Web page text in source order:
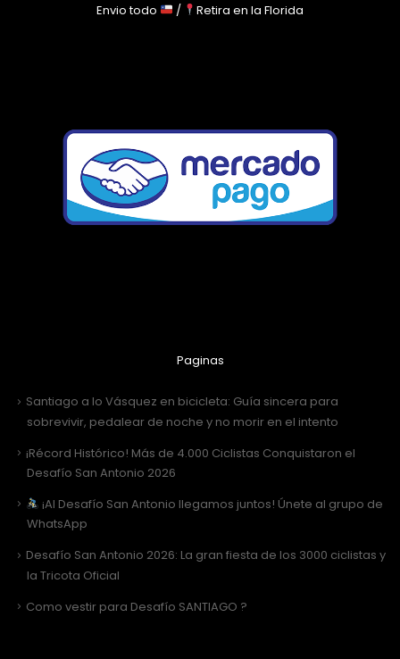
Envio todo / Retira en la Florida
Paginas
Santiago a lo Vásquez en bicicleta: Guía sincera para
sobrevivir, pedalear de noche y no morir en el intento
¡Récord Histórico! Más de 4.000 Ciclistas Conquistaron el
Desafío San Antonio 2026
¡Al Desafío San Antonio llegamos juntos! Únete al grupo de
WhatsApp
Desafío San Antonio 2026: La gran fiesta de los 3000 ciclistas y
la Tricota Oficial
Como vestir para Desafío SANTIAGO ?